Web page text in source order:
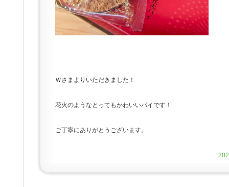
Ｗさまよりいただきました！
花火のようなとってもかわいいパイです！
ご丁寧にありがとうございます。